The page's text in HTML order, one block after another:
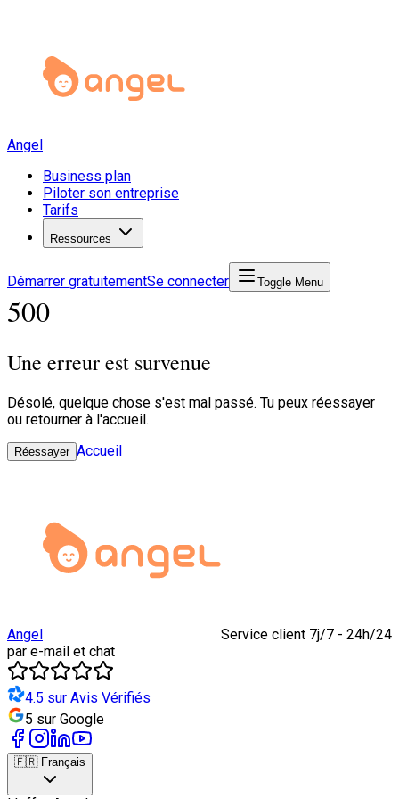
Angel
Business plan
Piloter son entreprise
Tarifs
Ressources
Démarrer gratuitementSe connecter Toggle Menu
500
Une erreur est survenue
Désolé, quelque chose s'est mal passé. Tu peux réessayer
ou retourner à l'accueil.
Réessayer Accueil
Angel
Service client 7j/7 - 24h/24
par e-mail et chat
4.5 sur Avis Vérifiés
5 sur Google
🇫🇷 Français